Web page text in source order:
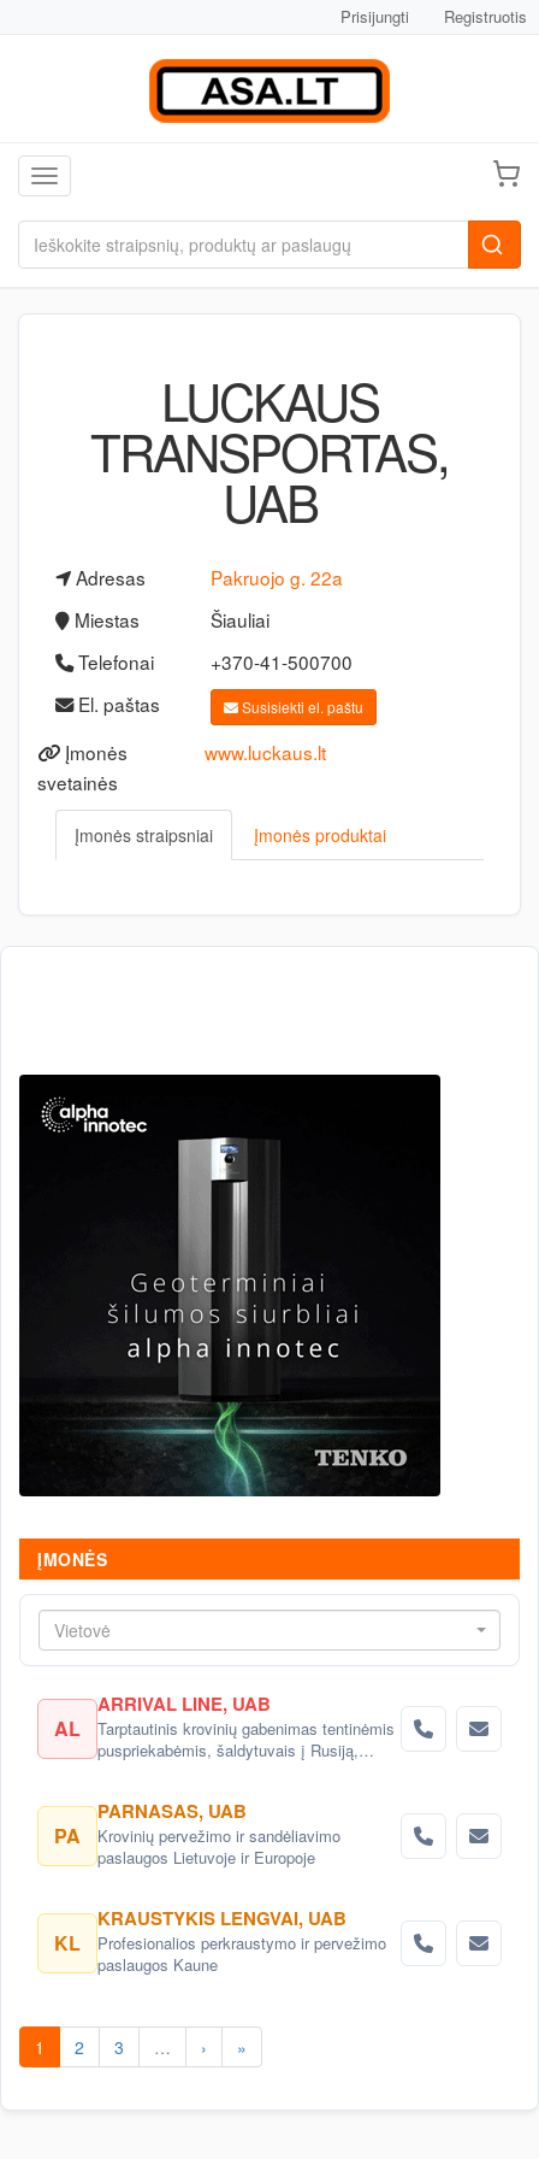
Prisijungti Registruotis
Toggle navigation
LUCKAUS
TRANSPORTAS,
UAB
Adresas
Pakruojo g. 22a
Miestas
Šiauliai
Telefonai
+370-41-500700
El. paštas
Susisiekti el. paštu
Įmonės
svetainės
www.luckaus.lt
Įmonės straipsniai Įmonės produktai
ĮMONĖS
Vietovė
AL
ARRIVAL LINE, UAB
Tarptautinis krovinių gabenimas tentinėmis
puspriekabėmis, šaldytuvais į Rusiją,
PA
PARNASAS, UAB
Krovinių pervežimo ir sandėliavimo
paslaugos Lietuvoje ir Europoje
KL
KRAUSTYKIS LENGVAI, UAB
Profesionalios perkraustymo ir pervežimo
paslaugos Kaune
1 2 3 … › »